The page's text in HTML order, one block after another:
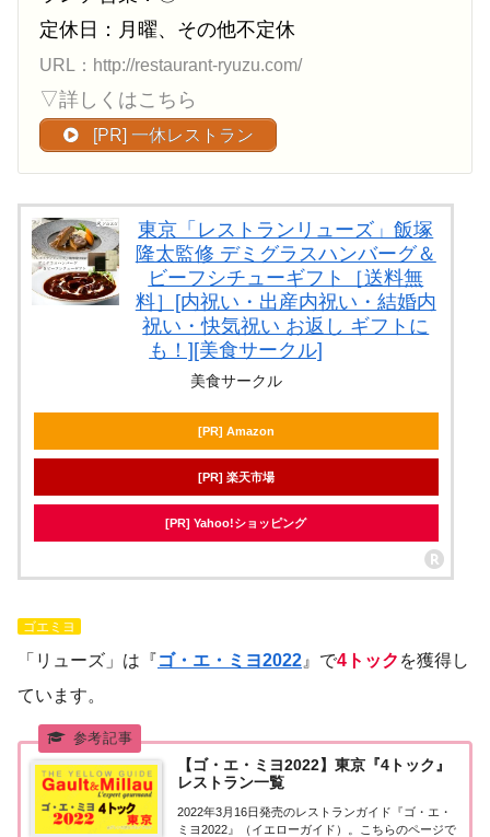
定休日：月曜、その他不定休
URL：http://restaurant-ryuzu.com/
▽詳しくはこちら
[PR] 一休レストラン
東京「レストランリューズ」飯塚
隆太監修 デミグラスハンバーグ＆
ビーフシチューギフト［送料無
料］[内祝い・出産内祝い・結婚内
祝い・快気祝い お返し ギフトに
も！][美食サークル]
美食サークル
[PR] Amazon
[PR] 楽天市場
[PR] Yahoo!ショッピング
ゴエミヨ
「リューズ」は『ゴ・エ・ミヨ2022 』で4トック を獲得し
ています。
【ゴ・エ・ミヨ2022】東京『4トック』
レストラン一覧
2022年3月16日発売のレストランガイド『ゴ・エ・
ミヨ2022』（イエローガイド）。こちらのページで